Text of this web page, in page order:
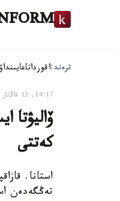
ترەند:اقوردا
14:17, 12 قاڭتار 2016
كەتتى
تەڭگەدەن